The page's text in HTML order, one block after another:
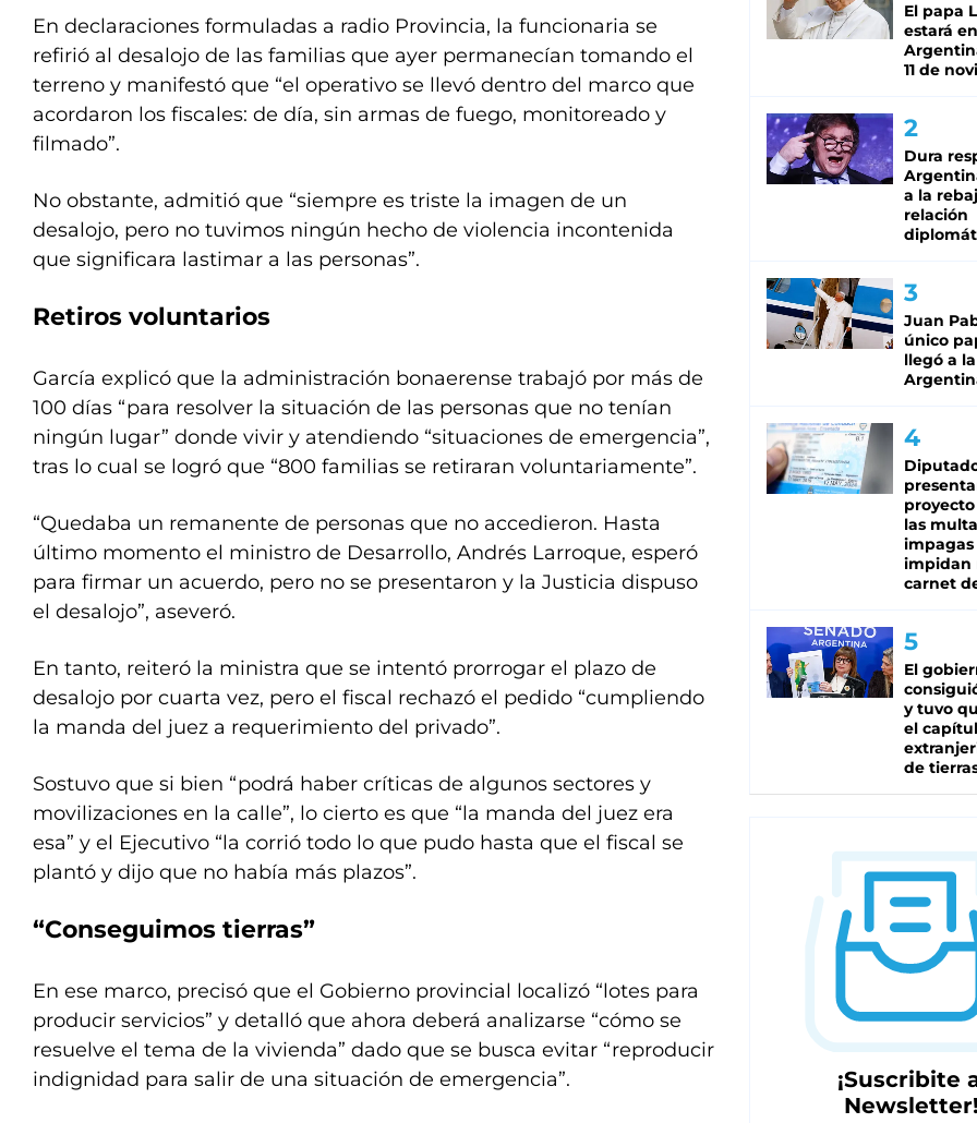
En declaraciones formuladas a radio Provincia, la funcionaria se
refirió al desalojo de las familias que ayer permanecían tomando el
terreno y manifestó que “el operativo se llevó dentro del marco que
acordaron los fiscales: de día, sin armas de fuego, monitoreado y
filmado”.
No obstante, admitió que “siempre es triste la imagen de un
desalojo, pero no tuvimos ningún hecho de violencia incontenida
que significara lastimar a las personas”.
Retiros voluntarios
García explicó que la administración bonaerense trabajó por más de
100 días “para resolver la situación de las personas que no tenían
ningún lugar” donde vivir y atendiendo “situaciones de emergencia”,
tras lo cual se logró que “800 familias se retiraran voluntariamente”.
“Quedaba un remanente de personas que no accedieron. Hasta
último momento el ministro de Desarrollo, Andrés Larroque, esperó
para firmar un acuerdo, pero no se presentaron y la Justicia dispuso
el desalojo”, aseveró.
En tanto, reiteró la ministra que se intentó prorrogar el plazo de
desalojo por cuarta vez, pero el fiscal rechazó el pedido “cumpliendo
la manda del juez a requerimiento del privado”.
Sostuvo que si bien “podrá haber críticas de algunos sectores y
movilizaciones en la calle”, lo cierto es que “la manda del juez era
esa” y el Ejecutivo “la corrió todo lo que pudo hasta que el fiscal se
plantó y dijo que no había más plazos”.
“Conseguimos tierras”
En ese marco, precisó que el Gobierno provincial localizó “lotes para
producir servicios” y detalló que ahora deberá analizarse “cómo se
resuelve el tema de la vivienda” dado que se busca evitar “reproducir
indignidad para salir de una situación de emergencia”.
El papa
estará
11 de
Dura
a la
relación
Juan
único
llegó a la
las
impagas
impidan
carnet
El
y tuvo
el
de
¡Suscribite
Newsletter!